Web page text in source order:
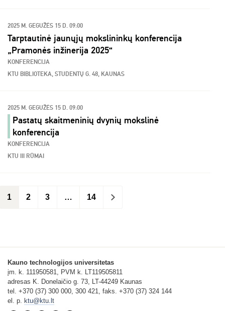
2025 M. GEGUŽĖS 15 D. 09:00
Tarptautinė jaunųjų mokslininkų konferencija
„Pramonės inžinerija 2025“
KONFERENCIJA
KTU BIBLIOTEKA, STUDENTŲ G. 48, KAUNAS
2025 M. GEGUŽĖS 15 D. 09:00
Pastatų skaitmeninių dvynių mokslinė
konferencija
KONFERENCIJA
KTU III RŪMAI
1 2 3 … 14 >
Kauno technologijos universitetas
įm. k. 111950581, PVM k. LT119505811
adresas K. Donelaičio g. 73, LT-44249 Kaunas
tel. +370 (37) 300 000, 300 421, faks. +370 (37) 324 144
el. p. ktu@ktu.lt